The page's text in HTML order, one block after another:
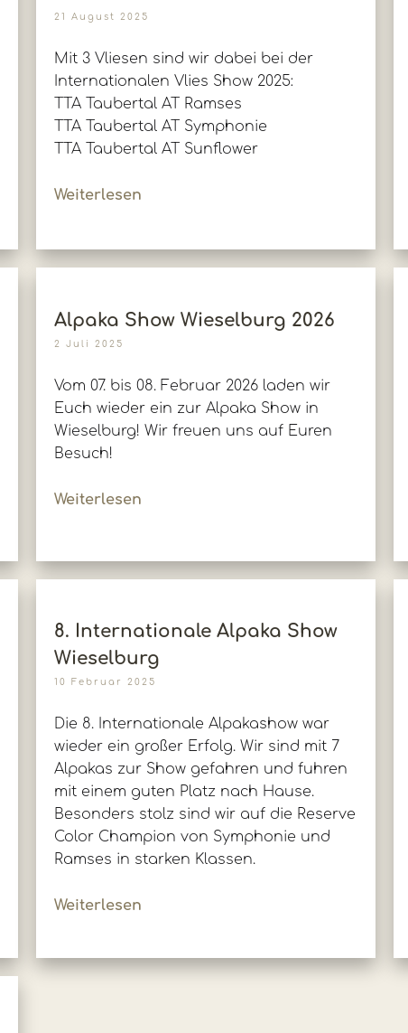
21 August 2025
Mit 3 Vliesen sind wir dabei bei der
Internationalen Vlies Show 2025:
TTA Taubertal AT Ramses
TTA Taubertal AT Symphonie
TTA Taubertal AT Sunflower
Weiterlesen
Alpaka Show Wieselburg 2026
2 Juli 2025
Vom 07. bis 08. Februar 2026 laden wir
Euch wieder ein zur Alpaka Show in
Wieselburg! Wir freuen uns auf Euren
Besuch!
Weiterlesen
8. Internationale Alpaka Show
Wieselburg
10 Februar 2025
Die 8. Internationale Alpakashow war
wieder ein großer Erfolg. Wir sind mit 7
Alpakas zur Show gefahren und fuhren
mit einem guten Platz nach Hause.
Besonders stolz sind wir auf die Reserve
Color Champion von Symphonie und
Ramses in starken Klassen.
Weiterlesen